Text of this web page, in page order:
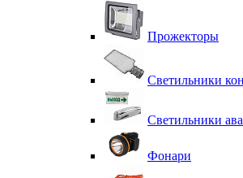
Прожекторы
Светильники
Светильники
Фонари